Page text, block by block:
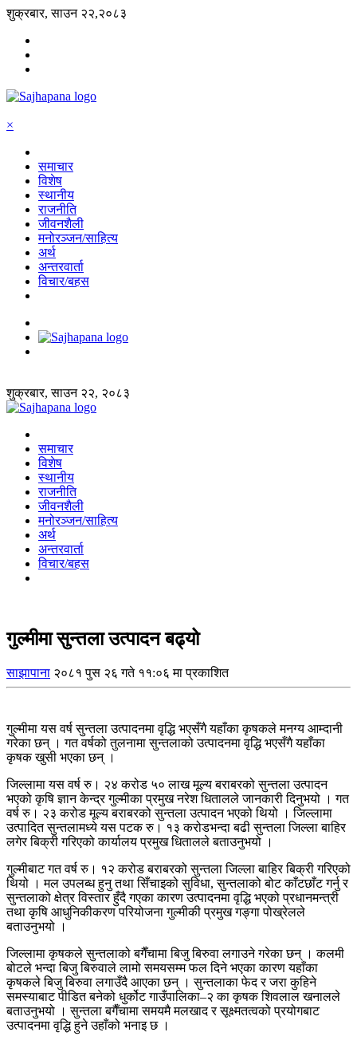
शुक्रबार, साउन २२,२०८३
×
समाचार
विशेष
स्थानीय
राजनीति
जीवनशैली
मनोरञ्जन/साहित्य
अर्थ
अन्तरवार्ता
विचार/बहस
शुक्रबार, साउन २२, २०८३
समाचार
विशेष
स्थानीय
राजनीति
जीवनशैली
मनोरञ्जन/साहित्य
अर्थ
अन्तरवार्ता
विचार/बहस
गुल्मीमा सुन्तला उत्पादन बढ्यो
साझापाना २०८१ पुस २६ गते ११:०६ मा प्रकाशित
गुल्मीमा यस वर्ष सुन्तला उत्पादनमा वृद्धि भएसँगै यहाँका कृषकले मनग्य आम्दानी
गरेका छन् । गत वर्षको तुलनामा सुन्तलाको उत्पादनमा वृद्धि भएसँगै यहाँका
कृषक खुसी भएका छन् ।
जिल्लामा यस वर्ष रु। २४ करोड ५० लाख मूल्य बराबरको सुन्तला उत्पादन
भएको कृषि ज्ञान केन्द्र गुल्मीका प्रमुख नरेश धितालले जानकारी दिनुभयो । गत
वर्ष रु। २३ करोड मूल्य बराबरको सुन्तला उत्पादन भएको थियो । जिल्लामा
उत्पादित सुन्तलामध्ये यस पटक रु। १३ करोडभन्दा बढी सुन्तला जिल्ला बाहिर
लगेर बिक्री गरिएको कार्यालय प्रमुख धितालले बताउनुभयो ।
गुल्मीबाट गत वर्ष रु। १२ करोड बराबरको सुन्तला जिल्ला बाहिर बिक्री गरिएको
थियो । मल उपलब्ध हुनु तथा सिँचाइको सुविधा, सुन्तलाको बोट काँटछाँट गर्नु र
सुन्तलाको क्षेत्र विस्तार हुँदै गएका कारण उत्पादनमा वृद्धि भएको प्रधानमन्त्री
तथा कृषि आधुनिकीकरण परियोजना गुल्मीकी प्रमुख गङ्गा पोख्रेलले
बताउनुभयो ।
जिल्लामा कृषकले सुन्तलाको बगैँचामा बिजु बिरुवा लगाउने गरेका छन् । कलमी
बोटले भन्दा बिजु बिरुवाले लामो समयसम्म फल दिने भएका कारण यहाँका
कृषकले बिजु बिरुवा लगाउँदै आएका छन् । सुन्तलाका फेद र जरा कुहिने
समस्याबाट पीडित बनेको धुर्कोट गाउँपालिका–२ का कृषक शिवलाल खनालले
बताउनुभयो । सुन्तला बगैँचामा समयमै मलखाद र सूक्ष्मतत्वको प्रयोगबाट
उत्पादनमा वृद्धि हुने उहाँको भनाइ छ ।